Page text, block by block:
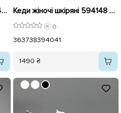
Кеди жіночі еко шкіра 595444 Білі Кеди жіночі шкіряні 594148 Білі
0
363738394041
1490 ₴